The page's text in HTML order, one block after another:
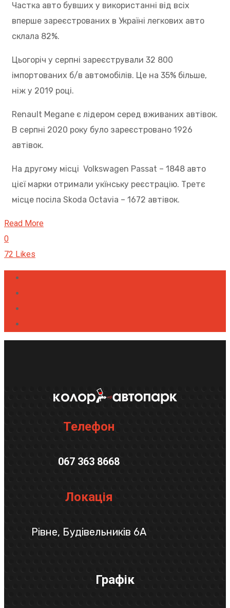
Частка авто бувших у використанні від всіх
вперше зареєстрованих в Україні легкових авто
склала 82%.
Цьогоріч у серпні зареєстрували 32 800
імпортованих б/в автомобілів. Це на 35% більше,
ніж у 2019 році.
Renault Megane є лідером серед вживаних автівок.
В серпні 2020 року було зареєстровано 1926
автівок.
На другому місці Volkswagen Passat – 1848 авто
цієї марки отримали укїнську реєстрацію. Третє
місце посіла Skoda Octavia – 1672 автівок.
Read More
0
72 Likes
Телефон
067 363 8668
Локація
Рівне, Будівельників 6А
Графік